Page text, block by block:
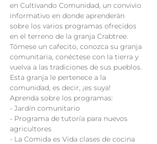
en Cultivando Comunidad, un convivio
informativo en donde aprenderán
sobre los varios programas ofrecidos
en el terreno de la granja Crabtree.
Tómese un cafecito, conozca su granja
comunitaria, conéctese con la tierra y
vuelva a las tradiciones de sus pueblos.
Esta granja le pertenece a la
comunidad, es decir, ¡es suya!
Aprenda sobre los programas:
- Jardín comunitario
- Programa de tutoría para nuevos
agricultores
- La Comida es Vida clases de cocina